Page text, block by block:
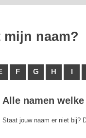
mijn naam?
F G H
Alle namen
Staat jouw naam er niet bij?